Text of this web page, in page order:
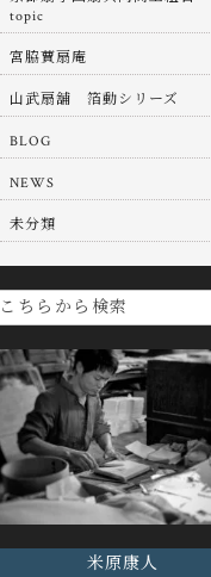
topic
宮脇蕒扇庵
山武扇舖 箔動シリーズ
BLOG
NEWS
未分類
米原康人